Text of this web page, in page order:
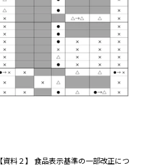
料２】 食品表示基準の一部改正につ